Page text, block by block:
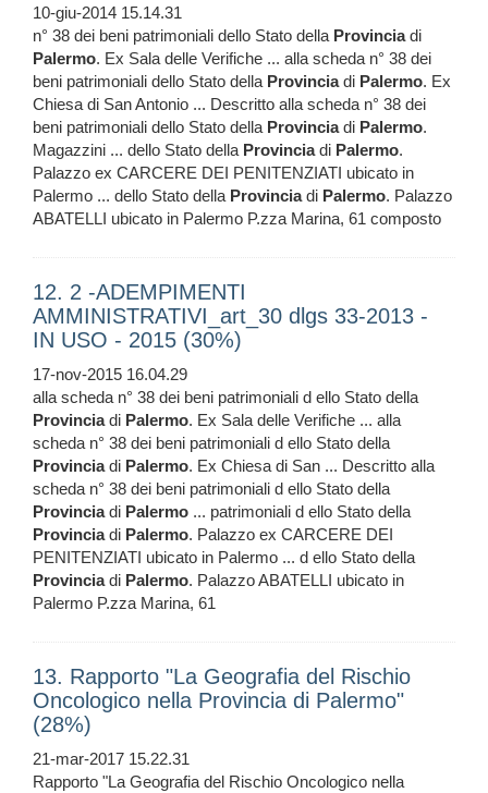
10-giu-2014 15.14.31
n° 38 dei beni patrimoniali dello Stato della Provinciadi
Palermo. Ex Sala delle Verifiche ... alla scheda n° 38 dei
beni patrimoniali dello Stato della Provinciadi Palermo. Ex
Chiesa di San Antonio ... Descritto alla scheda n° 38 dei
beni patrimoniali dello Stato della Provinciadi Palermo.
Magazzini ... dello Stato della Provinciadi Palermo.
Palazzo ex CARCERE DEI PENITENZIATI ubicato in
Palermo ... dello Stato della Provinciadi Palermo. Palazzo
ABATELLI ubicato in Palermo P.zza Marina, 61 composto
12. 2 -ADEMPIMENTI
AMMINISTRATIVI_art_30 dlgs 33-2013 -
IN USO - 2015 (30%)
17-nov-2015 16.04.29
alla scheda n° 38 dei beni patrimoniali d ello Stato della
Provinciadi Palermo. Ex Sala delle Verifiche ... alla
scheda n° 38 dei beni patrimoniali d ello Stato della
Provinciadi Palermo. Ex Chiesa di San ... Descritto alla
scheda n° 38 dei beni patrimoniali d ello Stato della
Provinciadi Palermo ... patrimoniali d ello Stato della
Provinciadi Palermo. Palazzo ex CARCERE DEI
PENITENZIATI ubicato in Palermo ... d ello Stato della
Provinciadi Palermo. Palazzo ABATELLI ubicato in
Palermo P.zza Marina, 61
13. Rapporto "La Geografia del Rischio
Oncologico nella Provincia di Palermo"
(28%)
21-mar-2017 15.22.31
Rapporto "La Geografia del Rischio Oncologico nella